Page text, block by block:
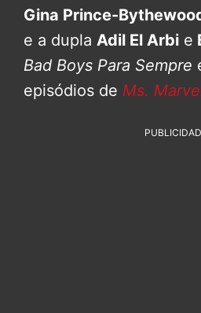
Gina Prince-
e a dupla Adil El Arbi e
Bad Boys Para Sempre
episódios de Ms.